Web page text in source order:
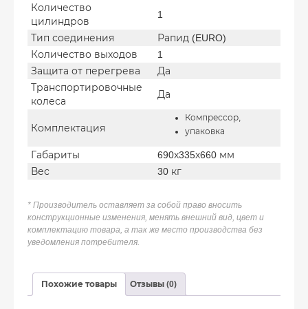
Количество
цилиндров
1
Тип соединения
Рапид (EURO)
Количество выходов
1
Защита от перегрева
Да
Транспортировочные
колеса
Да
Комплектация
Компрессор,
упаковка
Габариты
690х335х660 мм
Вес
30 кг
* Производитель оставляет за собой право вносить
конструкционные изменения, менять внешний вид, цвет и
комплектацию товара, а так же место производства без
уведомления потребителя.
Похожие товары Отзывы (0)